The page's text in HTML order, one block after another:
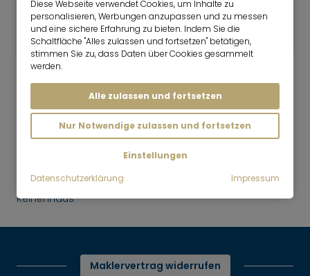
4.5 Zimmer
165 m²
Starnberg
€/Monat
Mr. Lodge | Suchen.Finden.Leben.
Neubau 2012, möbliertes 4,5-Zimmer-
Reihenhaus
nach oben
Maklervertrag widerrufen
Diese Webseite verwendet Cookies, um Inhalte zu
personalisieren, Werbungen anzupassen und zu messen
und eine sichere Erfahrung zu bieten. Indem Sie die
Schaltfläche "Alles zulassen und fortsetzen" betätigen,
stimmen Sie zu, dass Daten über Cookies gesammelt
werden.
Alle zulassen und fortsetzen
Nur Notwendige zulassen und fortsetzen
Einstellungen
Datenschutzerklärung
Impressum